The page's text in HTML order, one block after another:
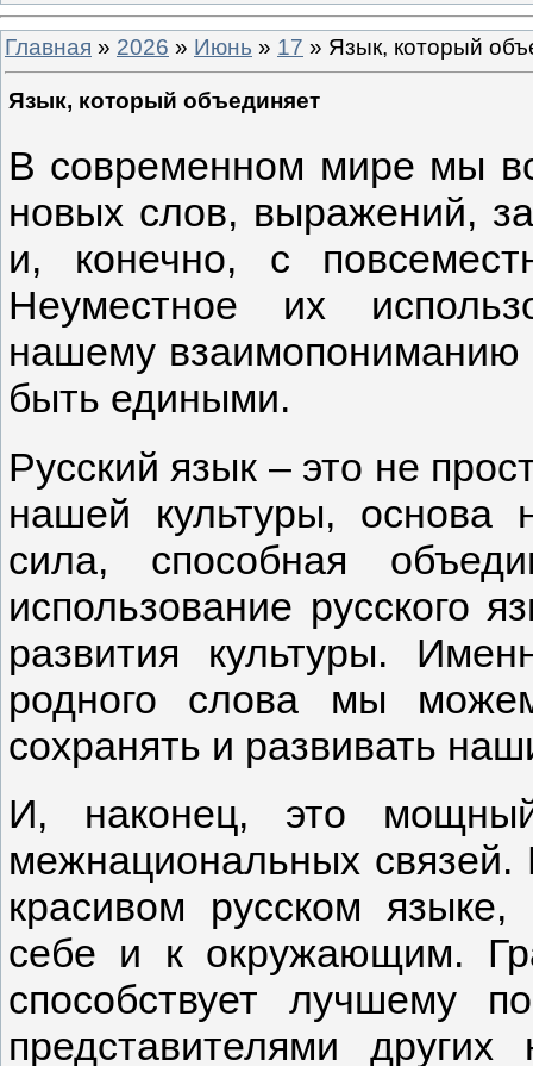
Главная » 2026 » Июнь » 17 » Язык, который
Язык, который объединяет
В современном мире мы
новых слов, выражений,
и, конечно, с
Неуместное их
нашему взаимопониманию
быть едиными.
Русский язык – это не
нашей культуры,
сила, способная
использование русского
развития культуры.
родного слова мы
сохранять и развивать
И, наконец, это
межнациональных
красивом русском
себе и к окружающим.
способствует лучшему
представителями